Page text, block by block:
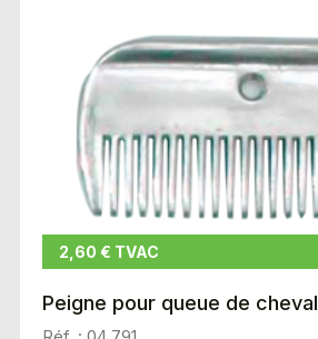
2,60 € TVAC
Peigne pour queue de cheval